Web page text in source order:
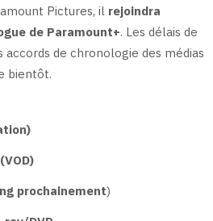
Pictures, il rejoindra
de Paramount+. Les délais de
de chronologie des médias
bientôt.
prochainement)